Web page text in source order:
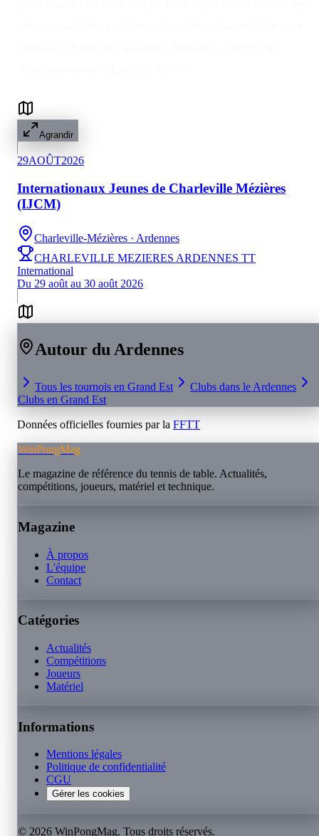
Agrandir
29AOÛT2026
Internationaux Jeunes de Charleville Mézières
(IJCM)
Charleville-Mézières · Ardennes
CHARLEVILLE MEZIERES ARDENNES TT
International
Du 29 août au 30 août 2026
Autour duArdennes
Tous les tournois en Grand Est Clubs dans le Ardennes
Clubs en Grand Est
Données officielles fournies par la FFTT
WinPongMag
Le magazine de référence du tennis de table. Actualités,
compétitions, joueurs, matériel et technique.
Magazine
À propos
L'équipe
Contact
Catégories
Actualités
Compétitions
Joueurs
Matériel
Informations
Mentions légales
Politique de confidentialité
CGU
Gérer les cookies
© 2026 WinPongMag. Tous droits réservés.